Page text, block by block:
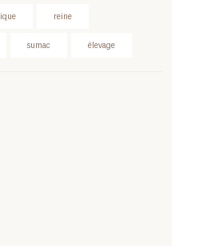
reine
sumac élevage